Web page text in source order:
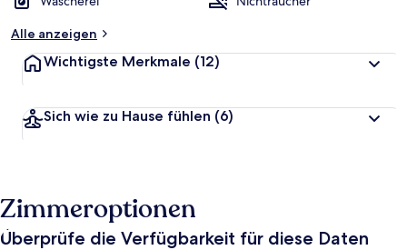
Alle anzeigen
Wichtigste Merkmale (12)
Sich wie zu Hause fühlen (6)
Zimmeroptionen
Überprüfe die Verfügbarkeit für diese Daten